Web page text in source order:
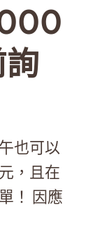
也可以
，且在
！ 因應